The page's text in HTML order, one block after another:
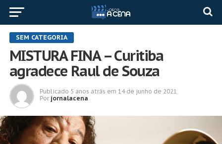
SEM CATEGORIA
MISTURA FINA – Curitiba
agradece Raul de Souza
Publicado 5 anos atrás em 14 de junho de 2021
Por jornalacena